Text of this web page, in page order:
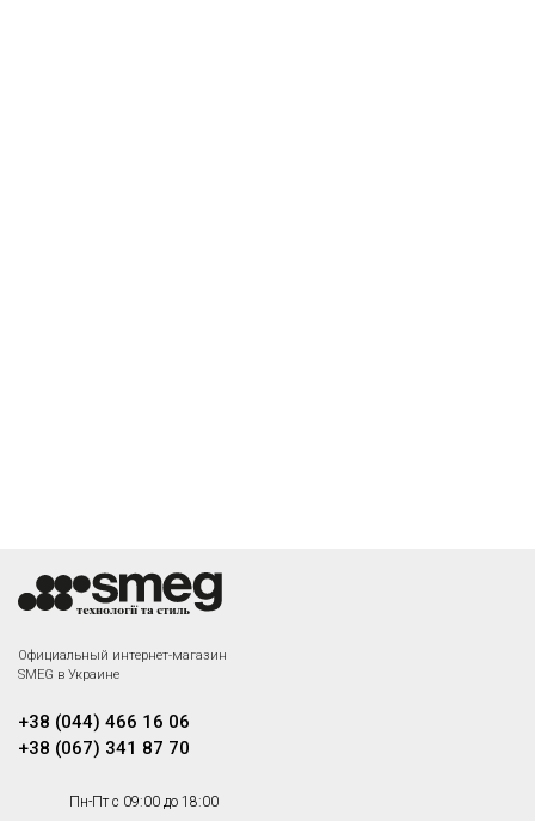
Официальный интернет-магазин
SMEG в Украине
+38 (044) 466 16 06
+38 (067) 341 87 70
Пн-Пт с 09:00 до 18:00